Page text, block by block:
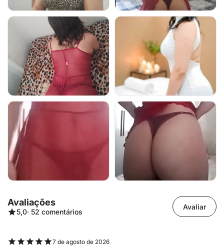
Avaliações
5,0· 52 comentários
Avaliar
7 de agosto de 2026